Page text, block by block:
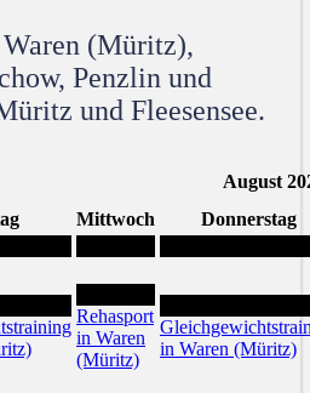
(Müritz),
Penzlin und
und Fleesensee.
August
Mittwoch Donnerstag
Rehasport
in Waren
(Müritz)
in Waren (Müritz)